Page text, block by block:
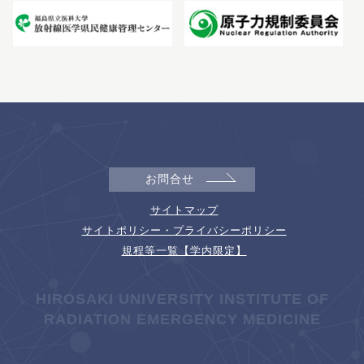
お問合せ
サイトマップ
サイトポリシー・プライバシーポリシー
規程等一覧【学内限定】
HIROSAKI UNIVERSITY INSTITUTE OF
RADIATION EMERGENCY MEDICINE